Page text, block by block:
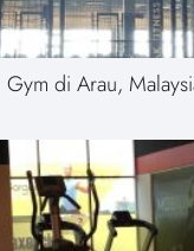
Gym di Arau,